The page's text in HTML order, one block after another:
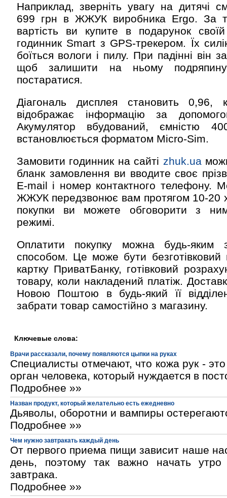
Наприклад, зверніть увагу на дитячі
699 грн в ЖЖУК виробника Ergo. За
вартість ви купите в подарунок своїй
годинник Smart з GPS-трекером. Їх
боїться вологи і пилу. При падінні він
щоб залишити на ньому
постаратися.
Діагональ дисплея становить 0,96,
відображає інформацію за
Акумулятор вбудований, ємністю
встановлюється форматом Micro-Sim.
Замовити годинник на сайті zhuk.ua
бланк замовлення ви вводите своє
E-mail і номер контактного телефону.
ЖЖУК передзвонює вам протягом 10-20
покупки ви можете обговорити з
режимі.
Оплатити покупку можна будь-яким
способом. Це може бути безготівковий
картку ПриватБанку, готівковий
товару, коли накладений платіж.
Новою Поштою в будь-який її
забрати товар самостійно з магазину.
Ключевые слова:
Врачи рассказали, почему появляются цыпки на руках
Специалисты отмечают, что кожа рук -
орган человека, который нуждается в
Подробнее »»
Назван продукт, который желательно есть ежедневно
Дьяволы, оборотни и вампиры
Подробнее »»
Чем нужно завтракать каждый день
От первого приема пищи зависит наше
день, поэтому так важно начать утро
завтрака.
Подробнее »»